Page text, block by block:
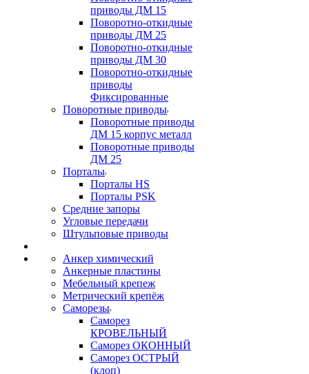
приводы ДМ 15
Поворотно-откидные
приводы ДМ 25
Поворотно-откидные
приводы ДМ 30
Поворотно-откидные
приводы
Фиксированные
Поворотные приводы
Поворотные приводы
ДМ 15 корпус металл
Поворотные приводы
ДМ 25
Порталы
Порталы HS
Порталы PSK
Средние запоры
Угловые передачи
Штульповые приводы
Анкер химический
Анкерные пластины
Мебельный крепеж
Метрический крепёж
Саморезы
Саморез
КРОВЕЛЬНЫЙ
Саморез ОКОННЫЙ
Саморез ОСТРЫЙ
(клоп)